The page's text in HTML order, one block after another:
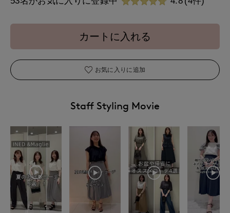
カートに入れる
お気に入りに追加
Staff Styling Movie